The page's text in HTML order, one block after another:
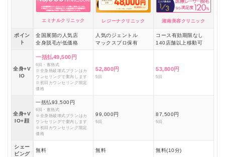
エミナルクリニック レジーナクリニック 湘南美容クリニック
ポイン
ト
全国展開の人気店
全身脱毛が低価格
人気のジェントル
マックスプロ保有
コース有効期限なし
140店舗以上移動可
全身+V
IO
一括払49,500円
6回・蓄熱式
※全身熱破壊式プランはカ
ウンセリングで案内します
※初回カウンセリング限定
価格
52,800円
5回
53,800円
5回
全身+V
IO+顔
一括払93,500円
6回・蓄熱式
※全身熱破壊式プランはカ
ウンセリングで案内します
※初回カウンセリング限定
価格
99,000円
5回
87,500円
5回
シェー
ビング
無料 無料 無料(10分)